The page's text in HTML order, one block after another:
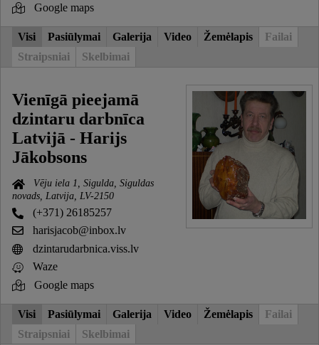
Google maps
Visi Pasiūlymai Galerija Video Žemėlapis
Failai
Straipsniai
Skelbimai
Vienīgā pieejamā
dzintaru darbnīca
Latvijā - Harijs
Jākobsons
Vēju iela 1, Sigulda, Siguldas
novads, Latvija, LV-2150
(+371) 26185257
harisjacob@inbox.lv
dzintarudarbnica.viss.lv
Waze
Google maps
Visi Pasiūlymai Galerija Video Žemėlapis
Failai
Straipsniai
Skelbimai